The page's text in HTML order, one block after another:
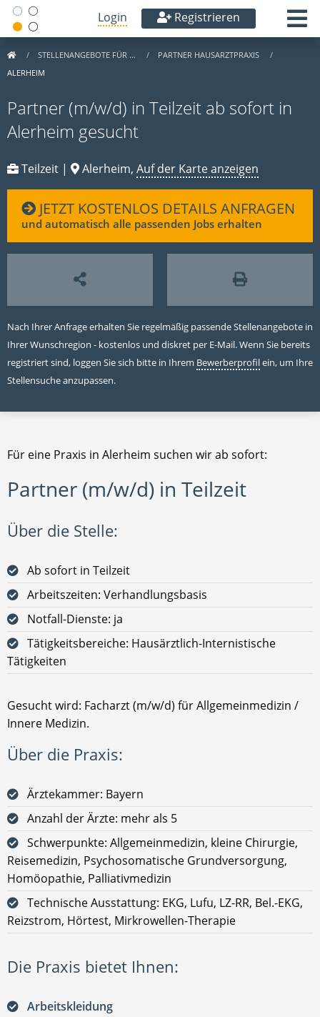
Login Registrieren
STELLENANGEBOTE FÜR …
PARTNER HAUSARZTPRAXIS
ALERHEIM
Partner (m/w/d) in Teilzeit ab sofort in
Alerheim gesucht
Teilzeit | Alerheim, Auf der Karte anzeigen
JETZT KOSTENLOS DETAILS ANFRAGEN
und automatisch alle passenden Jobs erhalten
Nach Ihrer Anfrage erhalten Sie regelmäßig passende Stellenangebote in
Ihrer Wunschregion - kostenlos und diskret per E-Mail. Wenn Sie bereits
registriert sind, loggen Sie sich bitte in Ihrem Bewerberprofilein, um Ihre
Stellensuche anzupassen.
Für eine Praxis in Alerheim suchen wir ab sofort:
Partner (m/w/d) in Teilzeit
Über die Stelle:
Ab sofort in Teilzeit
Arbeitszeiten: Verhandlungsbasis
Notfall-Dienste: ja
Tätigkeitsbereiche: Hausärztlich-Internistische
Tätigkeiten
Gesucht wird: Facharzt (m/w/d) für Allgemeinmedizin /
Innere Medizin.
Über die Praxis:
Ärztekammer: Bayern
Anzahl der Ärzte: mehr als 5
Schwerpunkte: Allgemeinmedizin, kleine Chirurgie,
Reisemedizin, Psychosomatische Grundversorgung,
Homöopathie, Palliativmedizin
Technische Ausstattung: EKG, Lufu, LZ-RR, Bel.-EKG,
Reizstrom, Hörtest, Mirkrowellen-Therapie
Die Praxis bietet Ihnen:
Arbeitskleidung